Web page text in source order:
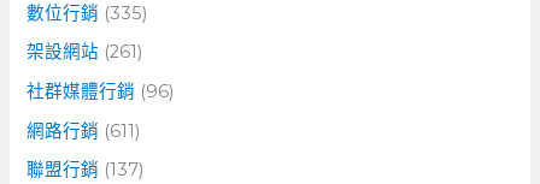
數位行銷 (335)
架設網站 (261)
社群媒體行銷 (96)
網路行銷 (611)
聯盟行銷 (137)